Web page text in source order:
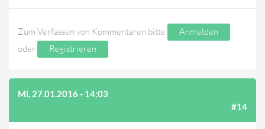
Zum Verfassen von Kommentaren bitte
Anmelden
oder
Registrieren .
Mi, 27.01.2016 - 14:03
#14